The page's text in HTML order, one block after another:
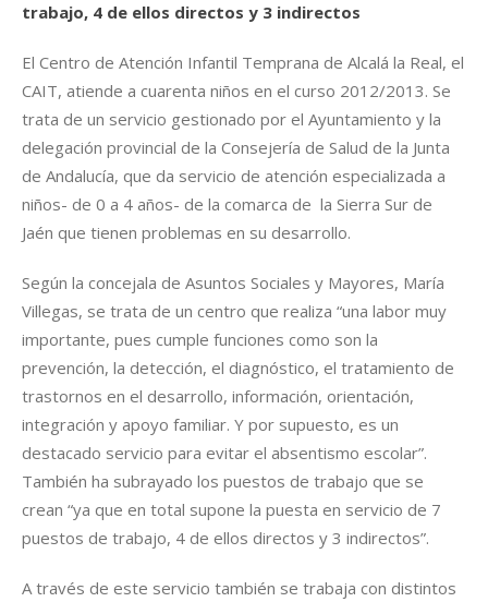
trabajo, 4 de ellos directos y 3 indirectos
El Centro de Atención Infantil Temprana de Alcalá la Real, el
CAIT, atiende a cuarenta niños en el curso 2012/2013. Se
trata de un servicio gestionado por el Ayuntamiento y la
delegación provincial de la Consejería de Salud de la Junta
de Andalucía, que da servicio de atención especializada a
niños- de 0 a 4 años- de la comarca de la Sierra Sur de
Jaén que tienen problemas en su desarrollo.
Según la concejala de Asuntos Sociales y Mayores, María
Villegas, se trata de un centro que realiza “una labor muy
importante, pues cumple funciones como son la
prevención, la detección, el diagnóstico, el tratamiento de
trastornos en el desarrollo, información, orientación,
integración y apoyo familiar. Y por supuesto, es un
destacado servicio para evitar el absentismo escolar”.
También ha subrayado los puestos de trabajo que se
crean “ya que en total supone la puesta en servicio de 7
puestos de trabajo, 4 de ellos directos y 3 indirectos”.
A través de este servicio también se trabaja con distintos